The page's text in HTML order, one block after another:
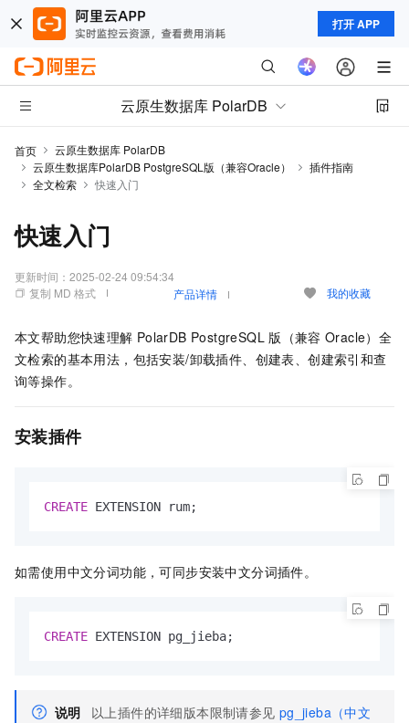
打开 APP
云原生数据库 PolarDB
首页
云原生数据库 PolarDB
云原生数据库PolarDB PostgreSQL版（兼容Oracle）
插件指南
全文检索
快速入门
快速入门
更新时间： 2025-02-24 09:54:34
复制 MD 格式
产品详情 我的收藏
本文帮助您快速理解 PolarDB PostgreSQL 版（兼容 Oracle） 全
文检索的基本用法，包括安装/卸载插件、创建表、创建索引和查
询等操作。
安装插件
CREATE EXTENSION rum;
如需使用中文分词功能，可同步安装中文分词插件。
CREATE EXTENSION pg_jieba;
说明 以上插件的详细版本限制请参见 pg_jieba（中文